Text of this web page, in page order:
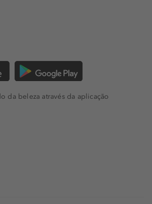
da beleza através da aplicação